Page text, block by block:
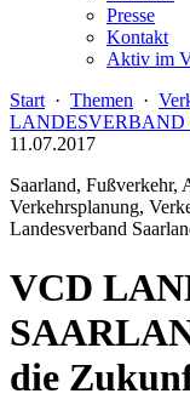
Presse
Kontakt
Aktiv im
Start · Themen ·
LANDESVERBAND
11.07.2017
Saarland, Fußverkehr,
Verkehrsplanung,
Landesverband
VCD
die